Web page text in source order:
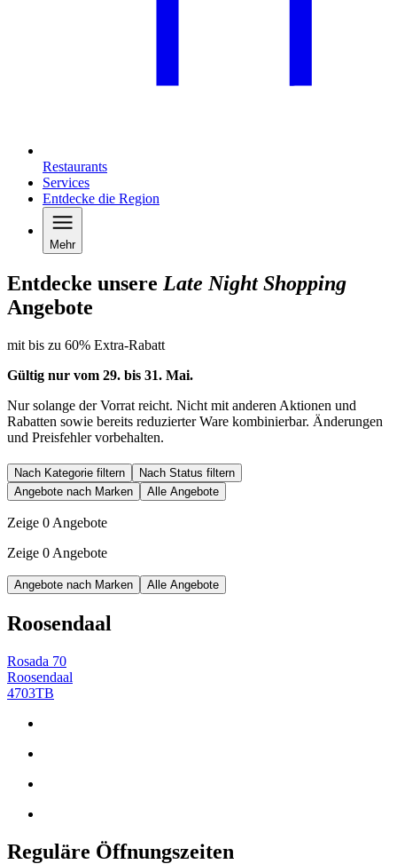
Restaurants
Services
Entdecke die Region
Mehr
Entdecke unsere Late Night Shopping
Angebote
mit bis zu 60% Extra-Rabatt
Gültig nur vom 29. bis 31. Mai.
Nur solange der Vorrat reicht. Nicht mit anderen Aktionen und
Rabatten sowie bereits reduzierter Ware kombinierbar. Änderungen
und Preisfehler vorbehalten.
Nach Kategorie filtern
Nach Status filtern
Angebote nach Marken
Alle Angebote
Zeige 0 Angebote
Zeige 0 Angebote
Angebote nach Marken Alle Angebote
Roosendaal
Rosada 70
Roosendaal
4703TB
Reguläre Öffnungszeiten